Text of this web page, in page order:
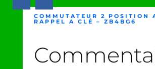
COMMUTATEUR 2 POSITION
RAPPEL A CLÉ – ZB4BG6